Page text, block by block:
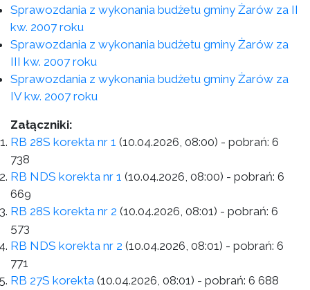
Sprawozdania z wykonania budżetu gminy Żarów za II
kw. 2007 roku
Sprawozdania z wykonania budżetu gminy Żarów za
III kw. 2007 roku
Sprawozdania z wykonania budżetu gminy Żarów za
IV kw. 2007 roku
Załączniki:
RB 28S korekta nr 1 (10.04.2026, 08:00) - pobrań: 6
738
RB NDS korekta nr 1 (10.04.2026, 08:00) - pobrań: 6
669
RB 28S korekta nr 2 (10.04.2026, 08:01) - pobrań: 6
573
RB NDS korekta nr 2 (10.04.2026, 08:01) - pobrań: 6
771
RB 27S korekta (10.04.2026, 08:01) - pobrań: 6 688